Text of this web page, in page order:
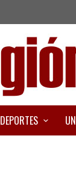
DEPORTES